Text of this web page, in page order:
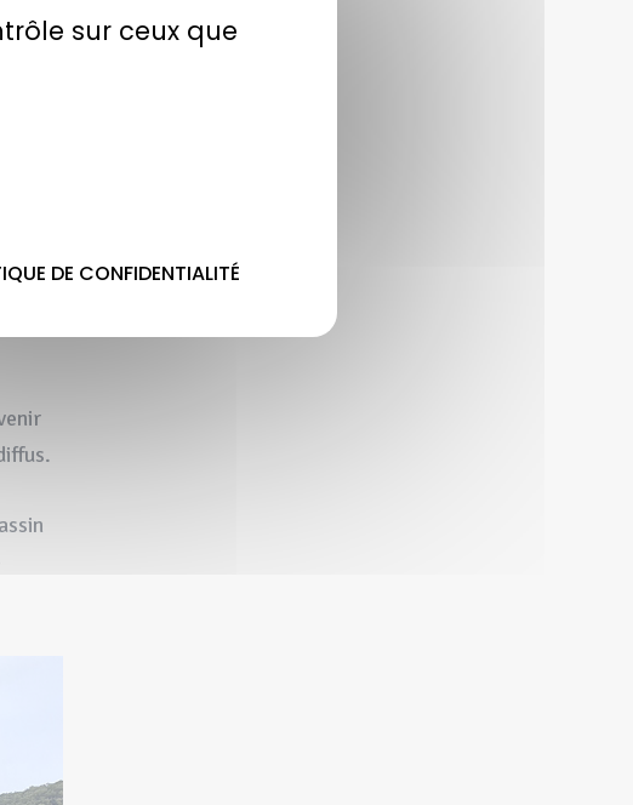
sur ceux que
DE CONFIDENTIALITÉ